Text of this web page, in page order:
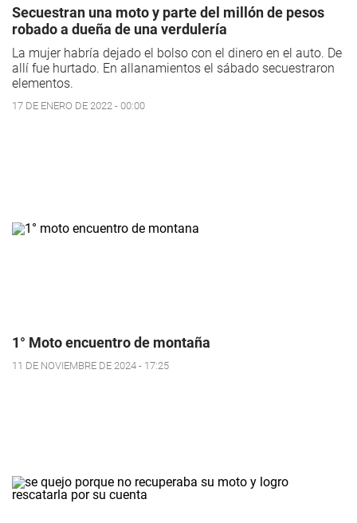
Secuestran una moto y parte del millón de pesos
robado a dueña de una verdulería
La mujer habría dejado el bolso con el dinero en el auto. De
allí fue hurtado. En allanamientos el sábado secuestraron
elementos.
17 DE ENERO DE 2022 - 00:00
1° Moto encuentro de montaña
11 DE NOVIEMBRE DE 2024 - 17:25